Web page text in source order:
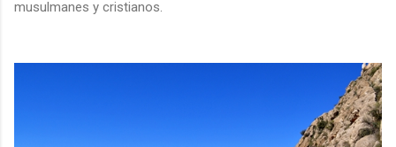
musulmanes y cristianos.